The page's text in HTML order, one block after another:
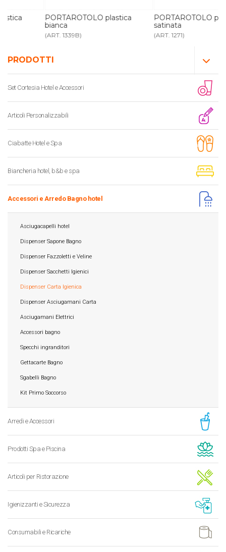
PRODOTTI
Set Cortesia Hotel e Accessori
Articoli Personalizzabili
Ciabatte Hotel e Spa
Biancheria hotel, b&b e spa
Accessori e Arredo Bagno hotel
Asciugacapelli hotel
Dispenser Sapone Bagno
Dispenser Fazzoletti e Veline
Dispenser Sacchetti Igienici
Dispenser Carta Igienica
Dispenser Asciugamani Carta
Asciugamani Elettrici
Accessori bagno
Specchi ingranditori
Gettacarte Bagno
Sgabelli Bagno
Kit Primo Soccorso
Arredi e Accessori
Prodotti Spa e Piscina
Articoli per Ristorazione
Igienizzanti e Sicurezza
Consumabili e Ricariche
PORTAROTOLO plastica
PORTAROTOLO plastica